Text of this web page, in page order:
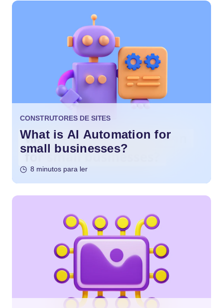
CONSTRUTORES DE SITES
What is AI Automation for
small businesses?
8 minutos para ler